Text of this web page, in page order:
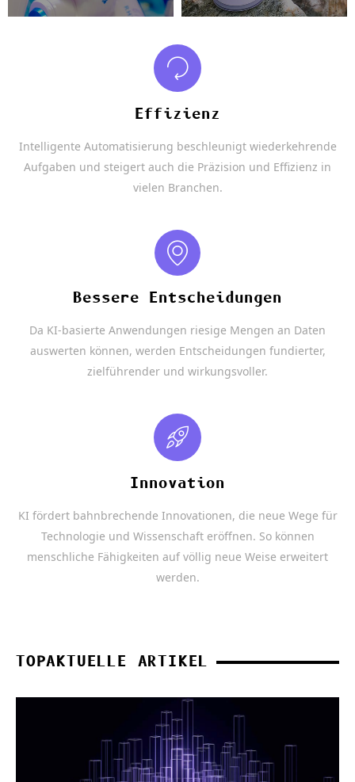
Effizienz
Intelligente Automatisierung beschleunigt wiederkehrende
Aufgaben und steigert auch die Präzision und Effizienz in
vielen Branchen.
Bessere Entscheidungen
Da KI-basierte Anwendungen riesige Mengen an Daten
auswerten können, werden Entscheidungen fundierter,
zielführender und wirkungsvoller.
Innovation
KI fördert bahnbrechende Innovationen, die neue Wege für
Technologie und Wissenschaft eröffnen. So können
menschliche Fähigkeiten auf völlig neue Weise erweitert
werden.
TOPAKTUELLE ARTIKEL